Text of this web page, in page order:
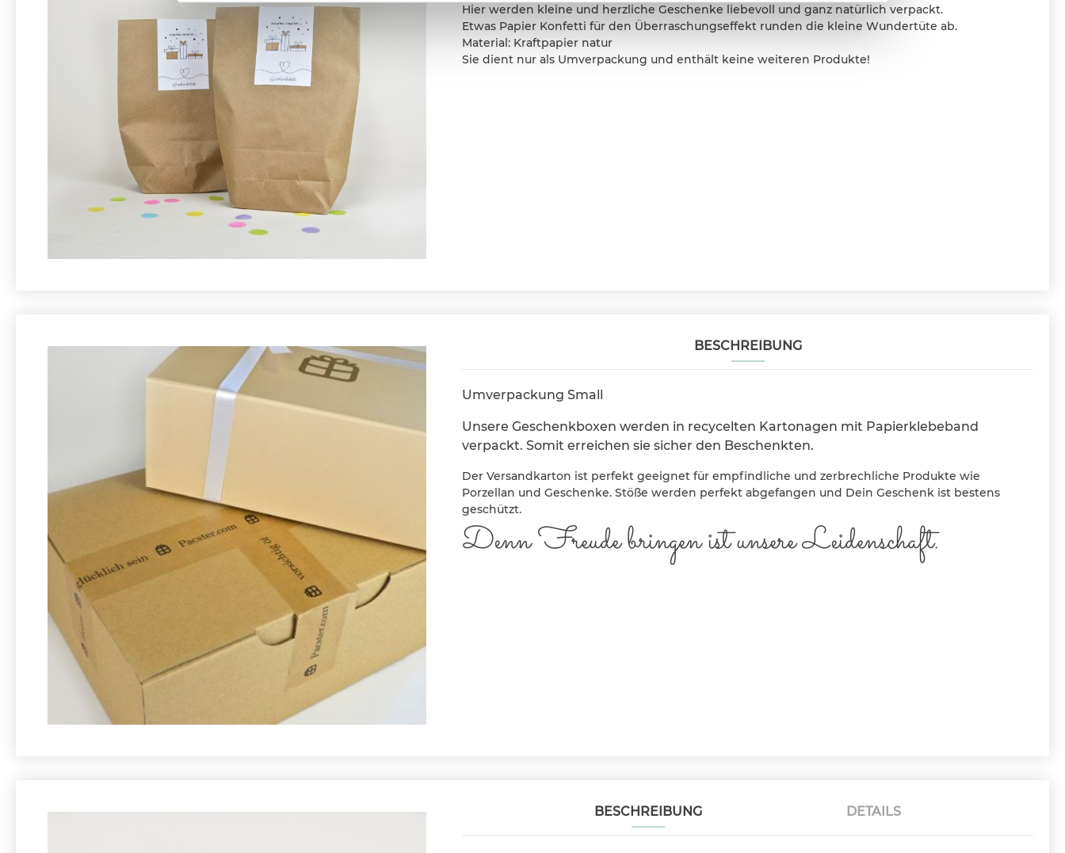
Hier werden kleine und herzliche Geschenke liebevoll und ganz natürlich verpackt.
Etwas Papier Konfetti für den Überraschungseffekt runden die kleine Wundertüte ab.
Material: Kraftpapier natur
Sie dient nur als Umverpackung und enthält keine weiteren Produkte!
BESCHREIBUNG
Umverpackung Small
Unsere Geschenkboxen werden in recycelten Kartonagen mit Papierklebeband
verpackt. Somit erreichen sie sicher den Beschenkten.
Der Versandkarton ist perfekt geeignet für empfindliche und zerbrechliche Produkte wie
Porzellan und Geschenke. Stöße werden perfekt abgefangen und Dein Geschenk ist bestens
geschützt.
Denn Freude bringen ist unsere Leidenschaft.
BESCHREIBUNG DETAILS